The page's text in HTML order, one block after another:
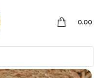
0.00